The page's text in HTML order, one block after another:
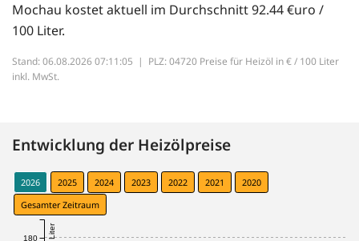
Mochau kostet aktuell im Durchschnitt 92.44 €uro /
100 Liter.
Stand: 06.08.2026 07:11:05 | PLZ: 04720 Preise für Heizöl in € / 100 Liter
inkl. MwSt.
Entwicklung der Heizölpreise
2026 2025 2024 2023 2022 2021
2020
Gesamter Zeitraum
180